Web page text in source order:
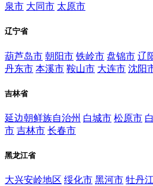
泉市 大同市 太原市
辽宁省
葫芦岛市 朝阳市 铁岭市 盘锦市 辽
丹东市 本溪市 鞍山市 大连市 沈阳
吉林省
延边朝鲜族自治州 白城市 松原市
市 吉林市 长春市
黑龙江省
大兴安岭地区 绥化市 黑河市 牡丹